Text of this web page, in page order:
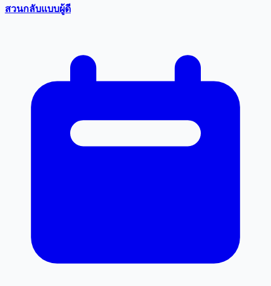
สวนกลับแบบผู้ดี